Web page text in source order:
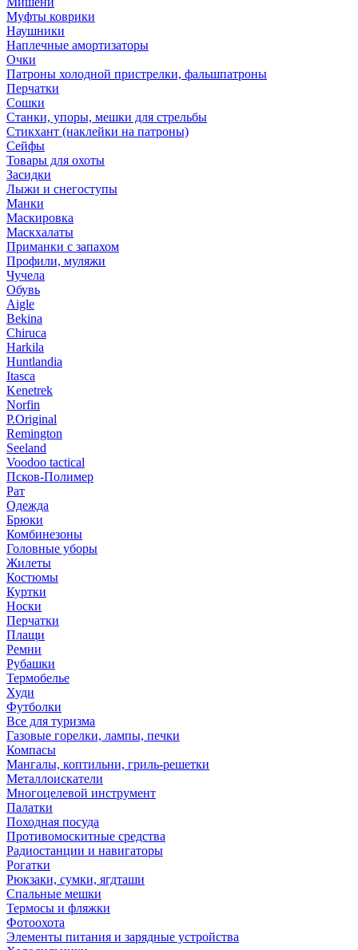
Муфты коврики
Наушники
Наплечные амортизаторы
Очки
Патроны холодной пристрелки, фальшпатроны
Перчатки
Сошки
Станки, упоры, мешки для стрельбы
Стикхант (наклейки на патроны)
Сейфы
Товары для охоты
Засидки
Лыжи и снегоступы
Манки
Маскировка
Маскхалаты
Приманки с запахом
Профили, муляжи
Чучела
Обувь
Aigle
Bekina
Chiruсa
Harkila
Huntlandia
Itasca
Kenetrek
Norfin
P.Original
Remington
Seeland
Voodoo tactical
Псков-Полимер
Рат
Одежда
Брюки
Комбинезоны
Головные уборы
Жилеты
Костюмы
Куртки
Носки
Перчатки
Плащи
Ремни
Рубашки
Термобелье
Худи
Футболки
Все для туризма
Газовые горелки, лампы, печки
Компасы
Мангалы, коптильни, гриль-решетки
Металлоискатели
Многоцелевой инструмент
Палатки
Походная посуда
Противомоскитные средства
Радиостанции и навигаторы
Рогатки
Рюкзаки, сумки, ягдташи
Спальные мешки
Термосы и фляжки
Фотоохота
Элементы питания и зарядные устройства